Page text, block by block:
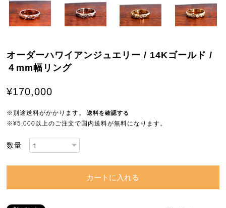
オーダーハワイアンジュエリー / 14Kゴールド /
４mm幅リング
¥170,000
※別途送料がかかります。 送料を確認する
※¥5,000以上のご注文で国内送料が無料になります。
数量
カートに入れる